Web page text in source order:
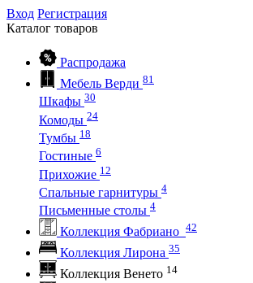
Вход Регистрация
Каталог товаров
Распродажа
Мебель Верди 81
Шкафы 30
Комоды 24
Тумбы 18
Гостиные 6
Прихожие 12
Спальные гарнитуры 4
Письменные столы 4
Коллекция Фабриано 42
Коллекция Лирона 35
Коллекция Венето 14